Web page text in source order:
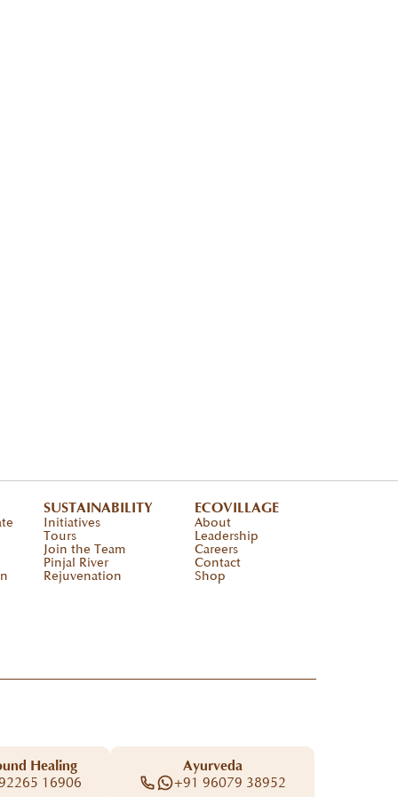
SUSTAINABILITY
Initiatives
Tours
Join the Team
Pinjal River
Rejuvenation
ECOVILLAGE
About
Leadership
Careers
Contact
Shop
Healing
16906
Ayurveda
+91 96079 38952